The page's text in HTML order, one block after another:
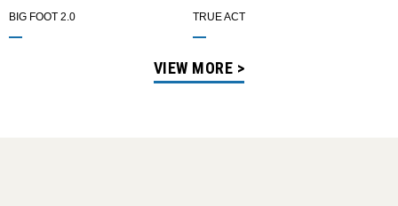
BIG FOOT 2.0 TRUE ACT
VIEW MORE >